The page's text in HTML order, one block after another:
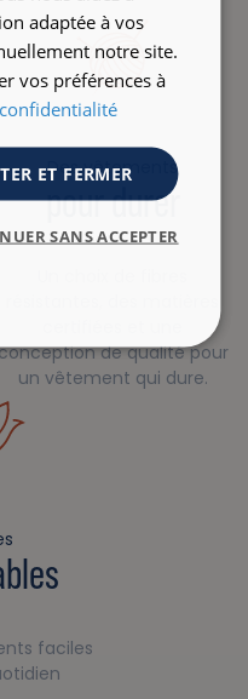
Des vêtements
pour durer
de qualité pour
un vêtement qui dure.
faciles
adaptée à vos
notre site.
vos préférences à
ET FERMER
SANS ACCEPTER